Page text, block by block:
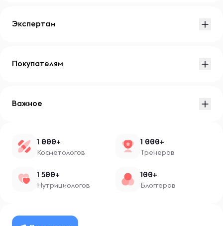
Экспертам
Покупателям
Важное
1 000+
Косметологов
1 000+
Тренеров
1 500+
Нутрициологов
100+
Блоггеров